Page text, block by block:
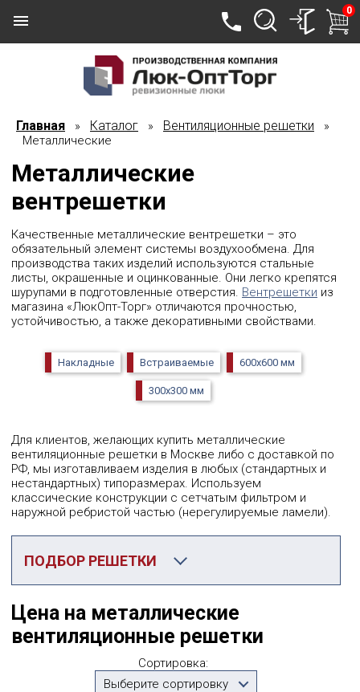
0
Главная » Каталог » Вентиляционные решетки »
Металлические
Металлические
вентрешетки
Качественные металлические вентрешетки – это
обязательный элемент системы воздухообмена. Для
производства таких изделий используются стальные
листы, окрашенные и оцинкованные. Они легко крепятся
шурупами в подготовленные отверстия. Вентрешетки из
магазина «ЛюкОпт-Торг» отличаются прочностью,
устойчивостью, а также декоративными свойствами.
Накладные Встраиваемые 600х600 мм
300х300 мм
Для клиентов, желающих купить металлические
вентиляционные решетки в Москве либо с доставкой по
РФ, мы изготавливаем изделия в любых (стандартных и
нестандартных) типоразмерах. Используем
классические конструкции с сетчатым фильтром и
наружной ребристой частью (нерегулируемые ламели).
ПОДБОР РЕШЕТКИ
Металлические
Производитель
Выберите...
Цена на металлические
вентиляционные решетки
Сортировка:
Выберите сортировку